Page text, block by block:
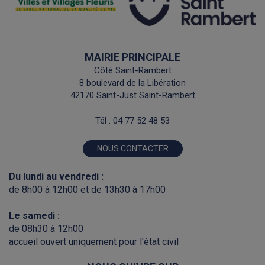
MAIRIE PRINCIPALE
Côté Saint-Rambert
8 boulevard de la Libération
42170 Saint-Just Saint-Rambert
Tél : 04 77 52 48 53
NOUS CONTACTER
Du lundi au vendredi :
de 8h00 à 12h00 et de 13h30 à 17h00
Le samedi :
de 08h30 à 12h00
accueil ouvert uniquement pour l'état civil